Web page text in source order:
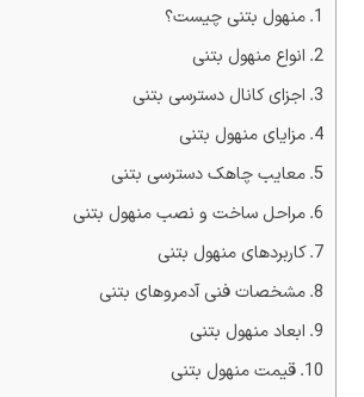
منهول بتنی چیست؟
انواع منهول بتنی
اجزای کانال دسترسی بتنی
مزایای منهول بتنی
معایب چاهک دسترسی بتنی
مراحل ساخت و نصب منهول بتنی
کاربردهای منهول بتنی
مشخصات فنی آدمروهای بتنی
ابعاد منهول بتنی
قیمت منهول بتنی